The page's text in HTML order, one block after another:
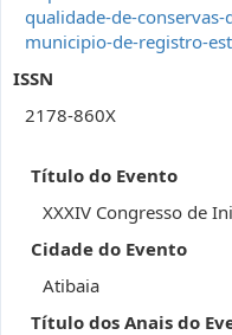
qualidade-de-
municipio-de-registro-
ISSN
2178-860X
Título do Evento
XXXIV Congresso de
Cidade do Evento
Atibaia
Título dos Anais do